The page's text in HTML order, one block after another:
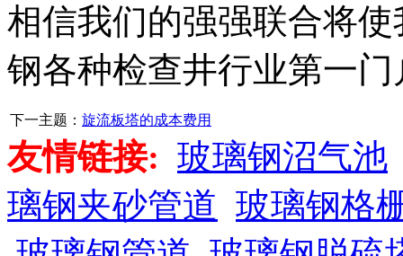
相信我们的强强联合将
钢各种检查井行业第一门
下一主题： 旋流板塔的成本费用
友情链接: 玻璃钢沼气池
璃钢夹砂管道 玻璃钢格